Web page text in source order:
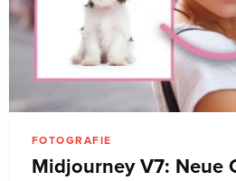
FOTOGRAFIE
Midjourney V7: Neue